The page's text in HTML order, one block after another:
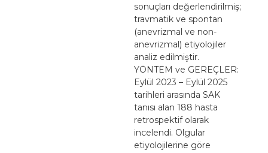
sonuçları değerlendirilmiş;
travmatik ve spontan
(anevrizmal ve non-
anevrizmal) etiyolojiler
analiz edilmiştir.
YÖNTEM ve GEREÇLER:
Eylül 2023 – Eylül 2025
tarihleri arasında SAK
tanısı alan 188 hasta
retrospektif olarak
incelendi. Olgular
etiyolojilerine göre